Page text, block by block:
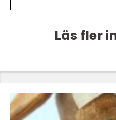
Läs fler